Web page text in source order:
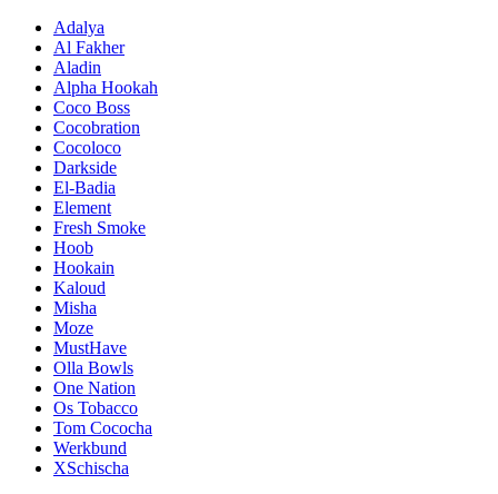
Adalya
Al Fakher
Aladin
Alpha Hookah
Coco Boss
Cocobration
Cocoloco
Darkside
El-Badia
Element
Fresh Smoke
Hoob
Hookain
Kaloud
Misha
Moze
MustHave
Olla Bowls
One Nation
Os Tobacco
Tom Cococha
Werkbund
XSchischa